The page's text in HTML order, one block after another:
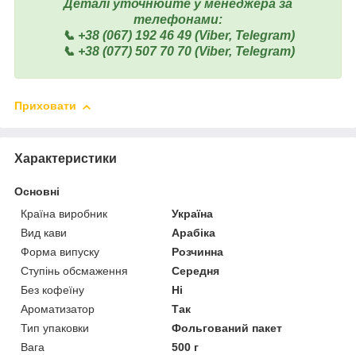
Деталі уточнюйте у менеджера за
телефонами:
📞 +38 (067) 192 46 49 (Viber, Telegram)
📞 +38 (077) 507 70 70 (Viber, Telegram)
Приховати
Характеристики
Основні
Країна виробник
Україна
Вид кави
Арабіка
Форма випуску
Розчинна
Ступінь обсмаження
Середня
Без кофеїну
Ні
Ароматизатор
Так
Тип упаковки
Фольгований пакет
Вага
500 г